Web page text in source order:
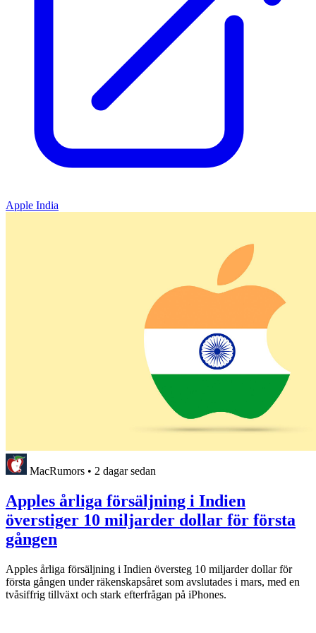
Apple India
MacRumors • 2 dagar sedan
Apples årliga försäljning i Indien
överstiger 10 miljarder dollar för första
gången
Apples årliga försäljning i Indien översteg 10 miljarder dollar för
första gången under räkenskapsåret som avslutades i mars, med en
tvåsiffrig tillväxt och stark efterfrågan på iPhones.